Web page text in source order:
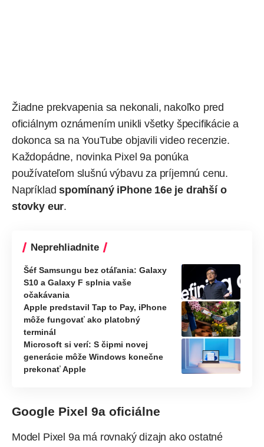
Žiadne prekvapenia sa nekonali, nakoľko pred
oficiálnym oznámením unikli všetky špecifikácie a
dokonca sa naYouTube objavili video recenzie.
Každopádne, novinka Pixel 9a ponúka
používateľom slušnú výbavu za príjemnú cenu.
Napríkladspomínaný iPhone 16e je drahší o
stovky eur.
Neprehliadnite
Šéf Samsungu bez otáľania: Galaxy
S10 a Galaxy F splnia vaše
očakávania
Apple predstavil Tap to Pay, iPhone
môže fungovať ako platobný
terminál
Microsoft si verí: S čipmi novej
generácie môže Windows konečne
prekonať Apple
Google Pixel 9a oficiálne
Model Pixel 9a má rovnaký dizajn ako ostatné